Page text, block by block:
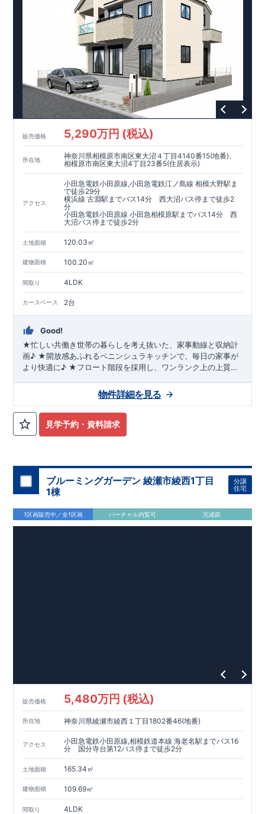
販売価格 5,290万円 (税込)
所在地
神奈川県相模原市南区東大沼４丁目4140番15(地番)、
相模原市南区東大沼4丁目23番5(住居表示)
アクセス
小田急電鉄小田原線,小田急電鉄江ノ島線 相模大野駅ま
で徒歩29分
横浜線 古淵駅までバス14分 西大沼バス停まで徒歩2
分
小田急電鉄小田原線 小田急相模原駅までバス14分 西
大沼バス停まで徒歩2分
土地面積 120.03㎡
建物面積 100.20㎡
間取り 4LDK
カースペース 2台
Good!
★忙しい共働き世帯の暮らしを考え抜いた、家事動線と収納計
画♪ ★開放感あふれるペニンシュラキッチンで、毎日の家事が
より快適に♪ ★フロート階段を採用し、ワンランク上の上質な
採用！ 住宅設備機器保証サービス対象物件▶▶あんしんプラチ
ナパック15年保証12万円(税込)
見学予約・資料請求
物件詳細を見る
ブルーミングガーデン 綾瀬市綾西1丁目
1棟
分譲
住宅
1区画販売中／全1区画 バーチャル内覧可 完成前
販売価格 5,480万円 (税込)
所在地 神奈川県綾瀬市綾西１丁目1802番46(地番)
アクセス
小田急電鉄小田原線,相模鉄道本線 海老名駅までバス16
分 国分寺台第12バス停まで徒歩2分
土地面積 165.34㎡
建物面積 109.69㎡
間取り 4LDK